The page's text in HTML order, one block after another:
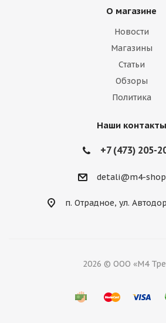
О магазине
Новости
Магазины
Статьи
Обзоры
Политика
Наши контакты
+7 (473) 205-
detali@m4-
п. Отрадное, ул.
2026 © ООО «М4